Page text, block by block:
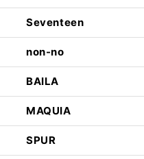
Seventeen
non-no
BAILA
MAQUIA
SPUR